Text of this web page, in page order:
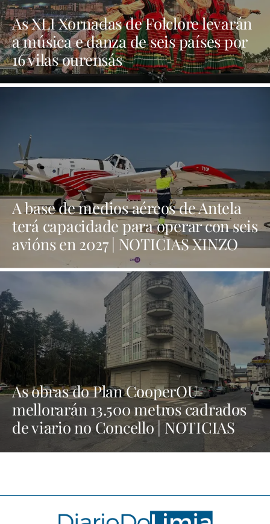
As XLI Xornadas de Folclore levarán
a música e danza de seis países por
16 vilas ourensás
A base de medios aéreos de Antela
terá capacidade para operar con seis
avións en 2027 | NOTICIAS XINZO
As obras do Plan CooperOU
mellorarán 13.500 metros cadrados
de viario no Concello | NOTICIAS